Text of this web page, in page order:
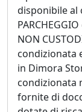
disponibile al
NON
condizionata
in Dimora
condizionata
fornite di